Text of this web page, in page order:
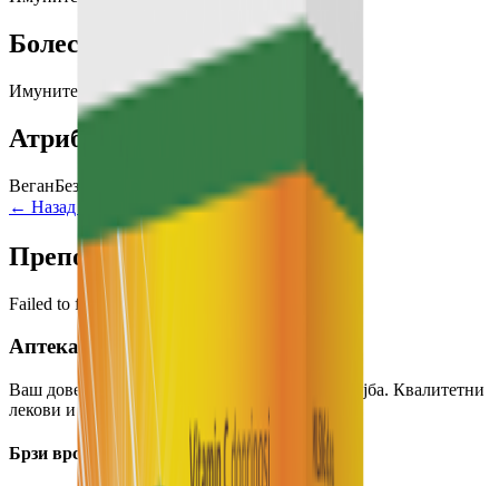
Болести
Имунитет НастинкаНастинка и грип
Атрибути
ВеганБез глутен
← Назад кон производи Додај во кошничка
Препорачани производи
Failed to fetch
Аптека Хигија
Ваш доверлив партнер за здравје и благосостојба. Квалитетни
лекови и професионални совети.
Брзи врски